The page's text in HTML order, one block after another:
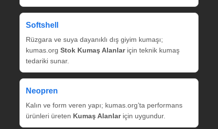
Softshell
Rüzgara ve suya dayanıklı dış giyim kumaşı;
kumas.org Stok Kumaş Alanlariçin teknik kumaş
tedariki sunar.
Neopren
Kalın ve form veren yapı; kumas.org’ta performans
ürünleri üreten Kumaş Alanlariçin uygundur.